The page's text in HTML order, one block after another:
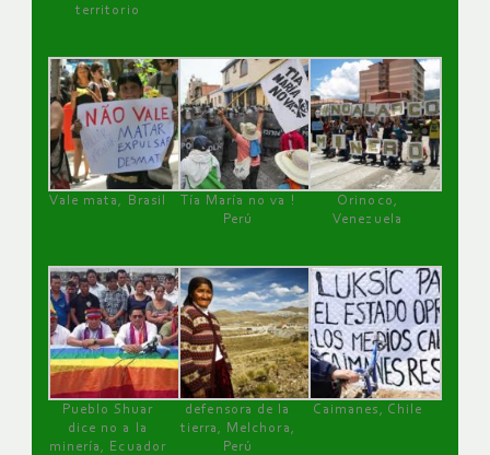
territorio
Vale mata, Brasil
Tía María no va !
Perú
Orinoco,
Venezuela
Pueblo Shuar
dice no a la
minería, Ecuador
defensora de la
tierra, Melchora,
Perú
Caimanes, Chile